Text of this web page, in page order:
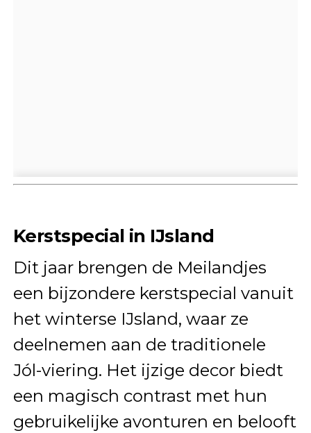
Kerstspecial in IJsland
Dit jaar brengen de Meilandjes
een bijzondere kerstspecial vanuit
het winterse IJsland, waar ze
deelnemen aan de traditionele
Jól-viering. Het ijzige decor biedt
een magisch contrast met hun
gebruikelijke avonturen en belooft